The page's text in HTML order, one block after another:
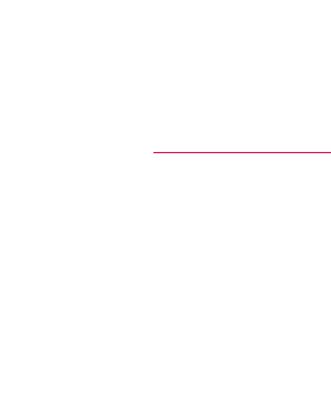
שעלולים לשמש
בשום מקום